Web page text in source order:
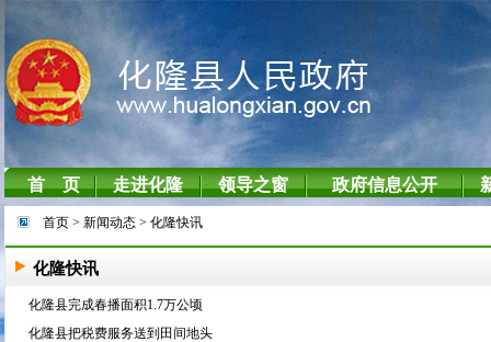
首页 > 新闻动态 > 化隆快讯
化隆快讯
化隆县完成春播面积1.7万公顷
化隆县把税费服务送到田间地头